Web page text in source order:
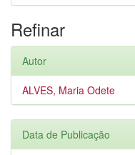
Refinar
Autor
ALVES, Maria Odete
Data de Publicação